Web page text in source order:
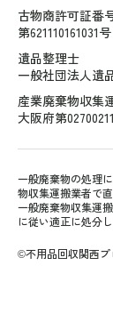
古物商許可証番
第621110161031号
遺品整理士
一般社団法人遺
産業廃棄物収集
大阪府第
一般廃棄物の処理
物収集運搬業者で
一般廃棄物収集運
に従い適正に処分し
©不用品回収関西プ